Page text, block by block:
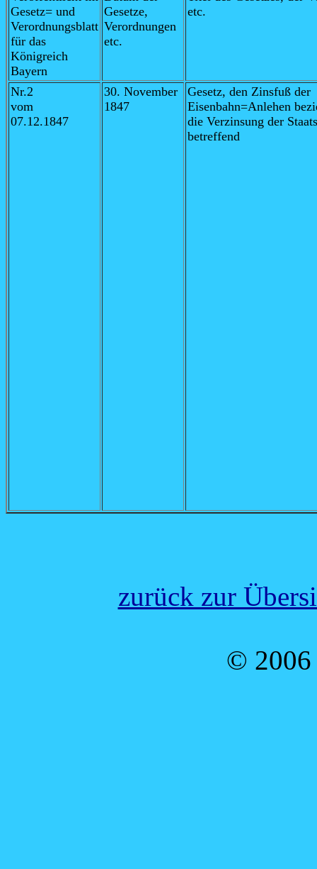
Gesetz= und
Verordnungsblatt
für das
Königreich
Bayern
Gesetze,
Verordnungen
etc.
etc.
Nr.2
vom
07.12.1847
30. November
1847
Gesetz, den Zinsfuß der
Eisenbahn=Anlehen
die Verzinsung der
betreffend
zurück zur
©